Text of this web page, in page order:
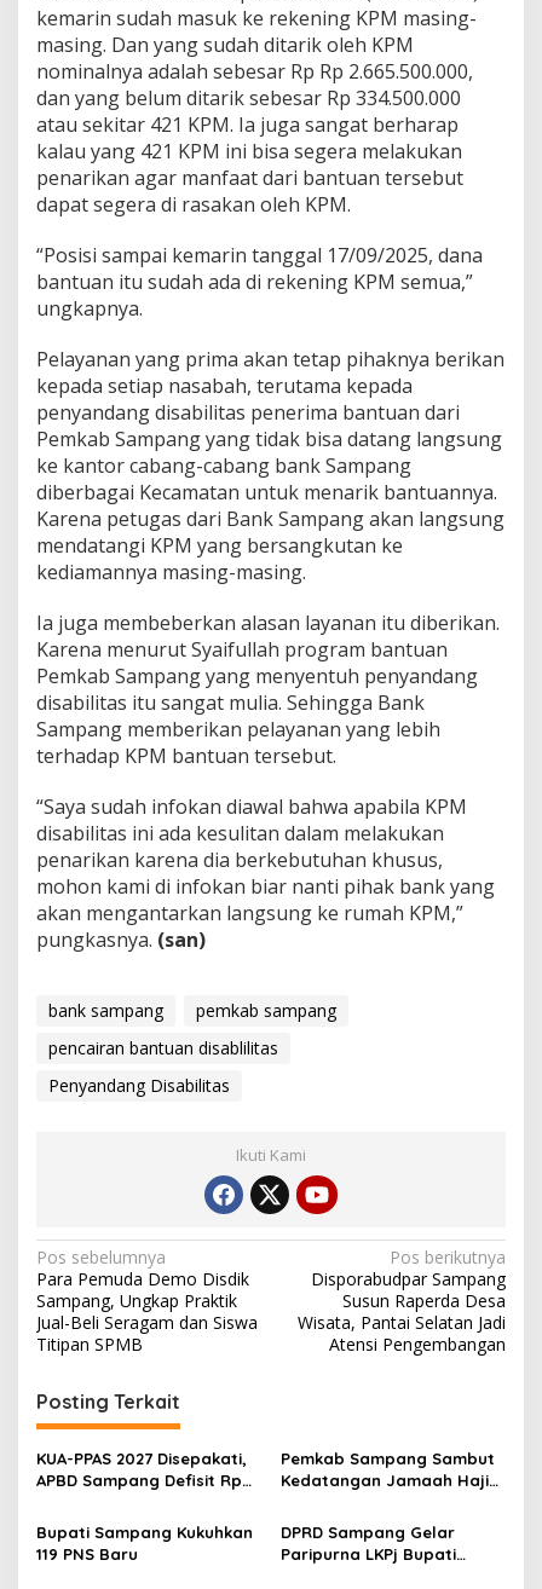
kemarin sudah masuk ke rekening KPM masing-
masing. Dan yang sudah ditarik oleh KPM
nominalnya adalah sebesar Rp Rp 2.665.500.000,
dan yang belum ditarik sebesar Rp 334.500.000
atau sekitar 421 KPM. Ia juga sangat berharap
kalau yang 421 KPM ini bisa segera melakukan
penarikan agar manfaat dari bantuan tersebut
dapat segera di rasakan oleh KPM.
“Posisi sampai kemarin tanggal 17/09/2025, dana
bantuan itu sudah ada di rekening KPM semua,”
ungkapnya.
Pelayanan yang prima akan tetap pihaknya berikan
kepada setiap nasabah, terutama kepada
penyandang disabilitas penerima bantuan dari
Pemkab Sampang yang tidak bisa datang langsung
ke kantor cabang-cabang bank Sampang
diberbagai Kecamatan untuk menarik bantuannya.
Karena petugas dari Bank Sampang akan langsung
mendatangi KPM yang bersangkutan ke
kediamannya masing-masing.
Ia juga membeberkan alasan layanan itu diberikan.
Karena menurut Syaifullah program bantuan
Pemkab Sampang yang menyentuh penyandang
disabilitas itu sangat mulia. Sehingga Bank
Sampang memberikan pelayanan yang lebih
terhadap KPM bantuan tersebut.
“Saya sudah infokan diawal bahwa apabila KPM
disabilitas ini ada kesulitan dalam melakukan
penarikan karena dia berkebutuhan khusus,
mohon kami di infokan biar nanti pihak bank yang
akan mengantarkan langsung ke rumah KPM,”
pungkasnya. (san)
bank sampang
pemkab sampang
pencairan bantuan disablilitas
Penyandang Disabilitas
Ikuti Kami
Navigasi
pos
Pos sebelumnya
Para Pemuda Demo Disdik
Sampang, Ungkap Praktik
Jual-Beli Seragam dan Siswa
Titipan SPMB
Pos berikutnya
Disporabudpar Sampang
Susun Raperda Desa
Wisata, Pantai Selatan Jadi
Atensi Pengembangan
Posting Terkait
KUA-PPAS 2027 Disepakati,
APBD Sampang Defisit Rp
Pemkab Sampang Sambut
Kedatangan Jamaah Haji
Trunojoyo
Bupati Sampang Kukuhkan
119 PNS Baru
DPRD Sampang Gelar
Paripurna LKPj Bupati